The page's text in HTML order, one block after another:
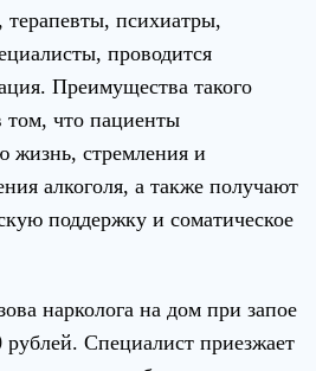
терапевты, психиатры,
проводится
Преимущества такого
том, что пациенты
жизнь, стремления и
алкоголя, а также получают
поддержку и соматическое
нарколога на дом при запое
рублей. Специалист приезжает